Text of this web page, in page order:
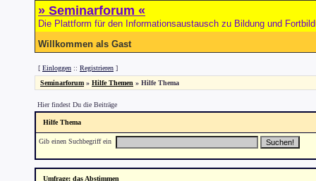
» Seminarforum «
Die Plattform für den Informationsaustausch zu Bildung und
Willkommen als Gast
[ Einloggen :: Registrieren ]
Seminarforum » Hilfe Themen » Hilfe Thema
Hier findest Du die Beiträge
Hilfe Thema
Gib einen Suchbegriff ein
Umfrage: das Abstimmen